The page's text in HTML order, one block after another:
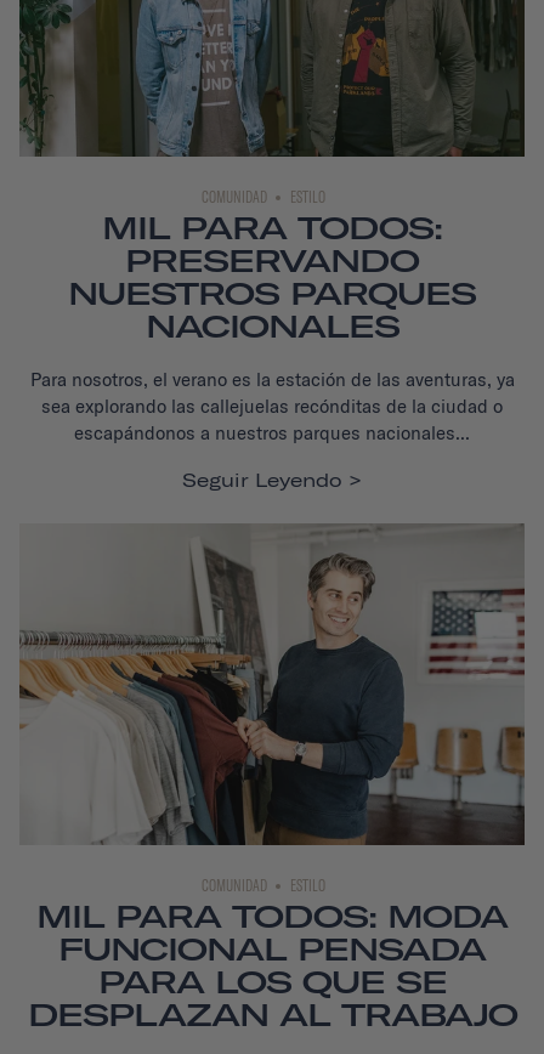
COMUNIDAD ESTILO
MIL PARA TODOS:
PRESERVANDO
NUESTROS PARQUES
NACIONALES
Para nosotros, el verano es la estación de las aventuras, ya
sea explorando las callejuelas recónditas de la ciudad o
escapándonos a nuestros parques nacionales...
Seguir Leyendo
COMUNIDAD ESTILO
MIL PARA TODOS: MODA
FUNCIONAL PENSADA
PARA LOS QUE SE
DESPLAZAN AL TRABAJO